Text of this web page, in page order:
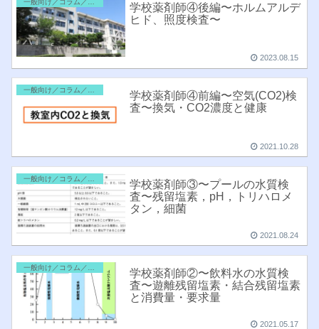
学校薬剤師④後編〜ホルムアルデ
ヒド、照度検査〜
2023.08.15
一般向け／コラム／雑記
学校薬剤師④前編〜空気(CO2)検
査〜換気・CO2濃度と健康
2021.10.28
学校薬剤師③〜プールの水質検
査〜残留塩素，pH，トリハロメ
タン，細菌
2021.08.24
学校薬剤師②〜飲料水の水質検
査〜遊離残留塩素・結合残留塩素
と消費量・要求量
2021.05.17